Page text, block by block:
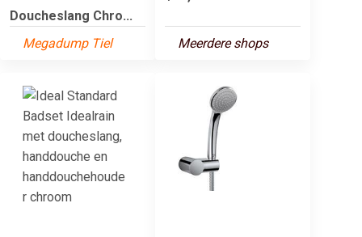
Doucheslang Chro...
Megadump Tiel
Meerdere shops